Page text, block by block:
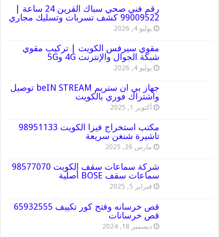
رقم فني صحي سباك القرين 24 ساعة |
99009522 كشف تسربات وتسليك مجاري
يوليو 4, 2026
مقوي سيرفس الكويت | تركيب مقوي
شبكة الجوال والإنترنت 4G و5G
يوليو 4, 2026
جهاز بي ان ستريم beIN STREAM توصيل
واشتراك فوري بالكويت
أكتوبر 1, 2025
مكتب استخراج فيزا الكويت 98951133
تاشيرة شنغن سريعة
مارس 26, 2025
شركة سماعات سقف الكويت 98577070
سماعات سقف BOSE أصلية
فبراير 5, 2025
قص خرسانه وفتح كور تكييف 65932555
قص خرسانات
ديسمبر 18, 2024